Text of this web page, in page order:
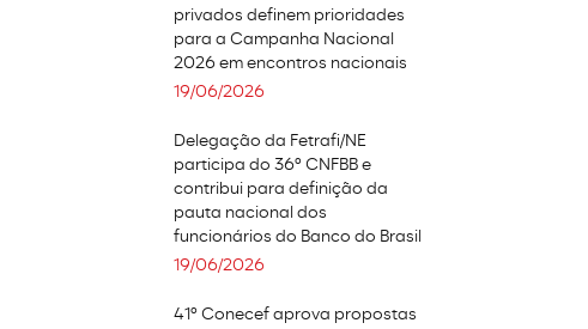
privados definem prioridades
para a Campanha Nacional
2026 em encontros nacionais
19/06/2026
Delegação da Fetrafi/NE
participa do 36º CNFBB e
contribui para definição da
pauta nacional dos
funcionários do Banco do Brasil
19/06/2026
41º Conecef aprova propostas